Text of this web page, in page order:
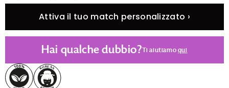
Attiva il tuo match personalizzato ›
Hai qualche dubbio?Ti aiutiamoqui